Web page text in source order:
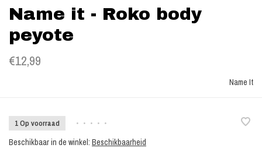
Name it - Roko body
peyote
€12,99
Name It
1 Op voorraad • • • • •
Beschikbaar in de winkel: Beschikbaarheid